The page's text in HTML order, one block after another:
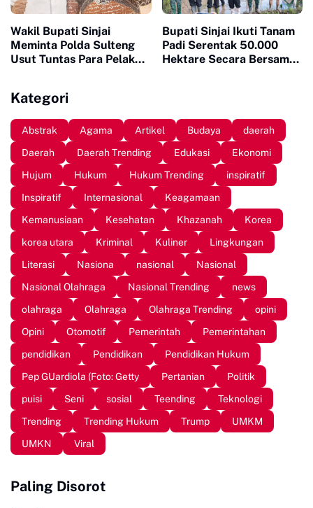
Wakil Bupati Sinjai
Meminta Polda Sulteng
Usut Tuntas Para Pelaku
Bupati Sinjai Ikuti Tanam
Padi Serentak 50.000
Hektare Secara Bersama
Kategori
Abstrak Agama Artikel Budaya
daerah
Daerah
Daerah Trending Edukasi
Ekonomi
Hujum
Hukum Hukum Trending
inspiratif
Inspiratif
Internasional
Keagamaan
Kemanusiaan
Kesehatan Khazanah
Korea
korea utara
Kriminal Kuliner
Lingkungan
Literasi
Nasiona nasional
Nasional
Nasional Olahraga
Nasional Trending
news
olahraga
Olahraga Olahraga Trending
opini
Opini
Otomotif Pemerintah
Pemerintahan
pendidikan
Pendidikan
Pendidikan Hukum
Pep GUardiola (Foto: Getty
Pertanian
Politik
puisi
Seni sosial Teending
Teknologi
Trending
Trending Hukum Trump
UMKM
UMKN
Viral
Paling Disorot